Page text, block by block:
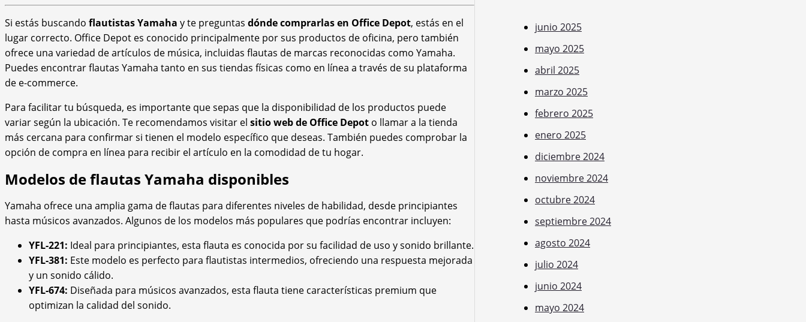
Si estás buscando flautistas Yamaha y te preguntas dónde comprarlas en Office Depot, estás en el
lugar correcto. Office Depot es conocido principalmente por sus productos de oficina, pero también
ofrece una variedad de artículos de música, incluidas flautas de marcas reconocidas como Yamaha.
Puedes encontrar flautas Yamaha tanto en sus tiendas físicas como en línea a través de su plataforma
de e-commerce.
Para facilitar tu búsqueda, es importante que sepas que la disponibilidad de los productos puede
variar según la ubicación. Te recomendamos visitar el sitio web de Office Depot o llamar a la tienda
más cercana para confirmar si tienen el modelo específico que deseas. También puedes comprobar la
opción de compra en línea para recibir el artículo en la comodidad de tu hogar.
Modelos de flautas Yamaha disponibles
Yamaha ofrece una amplia gama de flautas para diferentes niveles de habilidad, desde principiantes
hasta músicos avanzados. Algunos de los modelos más populares que podrías encontrar incluyen:
YFL-221: Ideal para principiantes, esta flauta es conocida por su facilidad de uso y sonido brillante.
YFL-381: Este modelo es perfecto para flautistas intermedios, ofreciendo una respuesta mejorada
y un sonido cálido.
YFL-674: Diseñada para músicos avanzados, esta flauta tiene características premium que
optimizan la calidad del sonido.
junio 2025
mayo 2025
abril 2025
marzo 2025
febrero 2025
enero 2025
diciembre 2024
noviembre 2024
octubre 2024
septiembre 2024
agosto 2024
julio 2024
junio 2024
mayo 2024